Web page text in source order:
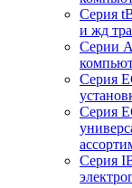
Серия
и жд
Серии
Серия
Серия
Серия